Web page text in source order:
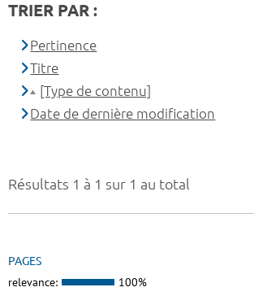
Résultats 1 à 1 sur 1 au total
PAGES
relevance: 100%
TRIER PAR :
Pertinence
Titre
[Type de contenu]
Date de dernière modification